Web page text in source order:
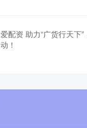
爱配资 助力“广货行天下
动！